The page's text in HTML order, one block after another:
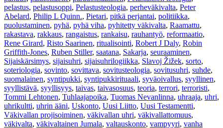
pelastus, pelastusoppi, Pelastusteologia, perheväkivalta, Peter
Abelard, Philip L Quinn., Pietari, pitkä perjantai, politiikka,
puolustaminen, pyhä, pyhä viha, pyhitetty väkivalta, Raamattu,
rakastava, rakkaus, rangaistus, rankaisu, rauhantyö, reformaatio,
Rene Girard, Risto Saarinen, ritualisointi, Robert J Daly, Robin
Griffith-Jones, Ruben Stiller, saatana, Sakarja, seuraaminen,
Sijaiskärsimys, sijaisuhri, sijaisuhrilogiikka, Slavoj Žižek, sorto,
soteriologia, sovinto, sovittava, sovitusteologia, sovitusuhri, suhde,
suomalainen, syntipukki, syntipukkirituaali, syväoivallus, syyllinen,
syyllistävä, syyllisyys, taivas, taivasosuus, teoria, terrori, terroristi,
Tommi Lehtonen, Tuhlaajapoika, Tuomas Nevanlinna, uhraaja, uhri,
uhrikultti, uhrin ääni, Uskonto, Uusi Liitto, Uusi Testamentti,
Väkivallan projisoiminen, väkivallan uhri, väkivallattomuus,
väkivalta, väkivaltainen Jumala, valtauskonto, vampyyri, vanha